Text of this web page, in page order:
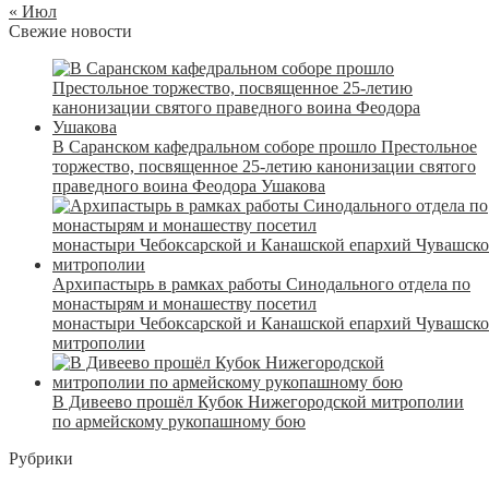
« Июл
Свежие новости
В Саранском кафедральном соборе прошло Престольное
торжество, посвященное 25-летию канонизации святого
праведного воина Феодора Ушакова
Архипастырь в рамках работы Синодального отдела по
монастырям и монашеству посетил
монастыри Чебоксарской и Канашской епархий
митрополии
В Дивеево прошёл Кубок Нижегородской митрополии
по армейскому рукопашному бою
Рубрики